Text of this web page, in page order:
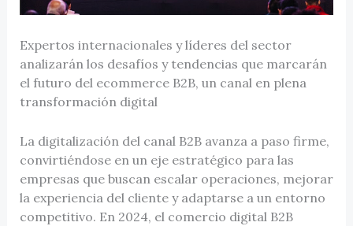
Expertos internacionales y líderes del sector
analizarán los desafíos y tendencias que marcarán
el futuro del ecommerce B2B, un canal en plena
transformación digital
La digitalización del canal B2B avanza a paso firme,
convirtiéndose en un eje estratégico para las
empresas que buscan escalar operaciones, mejorar
la experiencia del cliente y adaptarse a un entorno
competitivo. En 2024, el comercio digital B2B